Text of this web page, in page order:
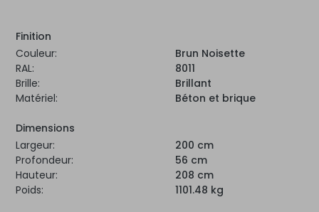
Finition
Couleur:
Brun Noisette
RAL:
8011
Brille:
Brillant
Matériel:
Béton et brique
Dimensions
Largeur:
200 cm
Profondeur:
56 cm
Hauteur:
208 cm
Poids:
1101.48 kg